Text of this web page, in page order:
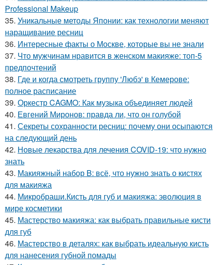
Professional Makeup
35. Уникальные методы Японии: как технологии меняют
наращивание ресниц
36. Интересные факты о Москве, которые вы не знали
37. Что мужчинам нравится в женском макияже: топ-5
предпочтений
38. Где и когда смотреть группу 'Любэ' в Кемерове:
полное расписание
39. Оркестр CAGMO: Как музыка объединяет людей
40. Евгений Миронов: правда ли, что он голубой
41. Секреты сохранности ресниц: почему они осыпаются
на следующий день
42. Новые лекарства для лечения COVID-19: что нужно
знать
43. Макияжный набор B: всё, что нужно знать о кистях
для макияжа
44. Микробраши.Кисть для губ и макияжа: эволюция в
мире косметики
45. Мастерство макияжа: как выбрать правильные кисти
для губ
46. Мастерство в деталях: как выбрать идеальную кисть
для нанесения губной помады